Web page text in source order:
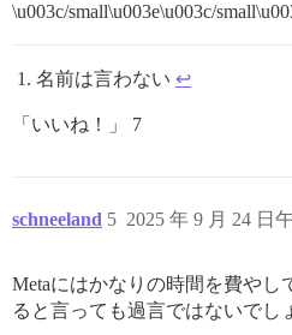
\u003c/small\u003e\u003c/
名前は言わない ↩︎
「いいね！」 7
schneeland 2025 年 9 月 24 日
5
Metaにはかなりの時間を費やし
ると言っても過言ではないでし